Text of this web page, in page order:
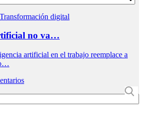
Transformación digital
no va…
artificial en el trabajo reemplace a